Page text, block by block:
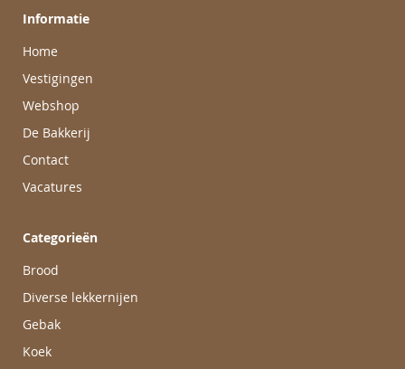
Informatie
Home
Vestigingen
Webshop
De Bakkerij
Contact
Vacatures
Categorieën
Brood
Diverse lekkernijen
Gebak
Koek